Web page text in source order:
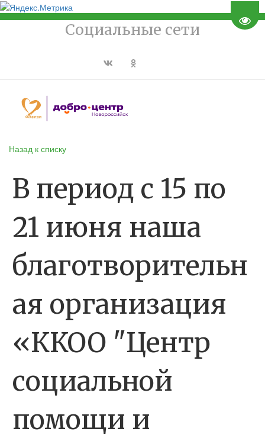
Социальные сети
Назад к списку
В период с 15 по
21 июня наша
благотворительн
ая организация
«ККОО "Центр
социальной
помощи и